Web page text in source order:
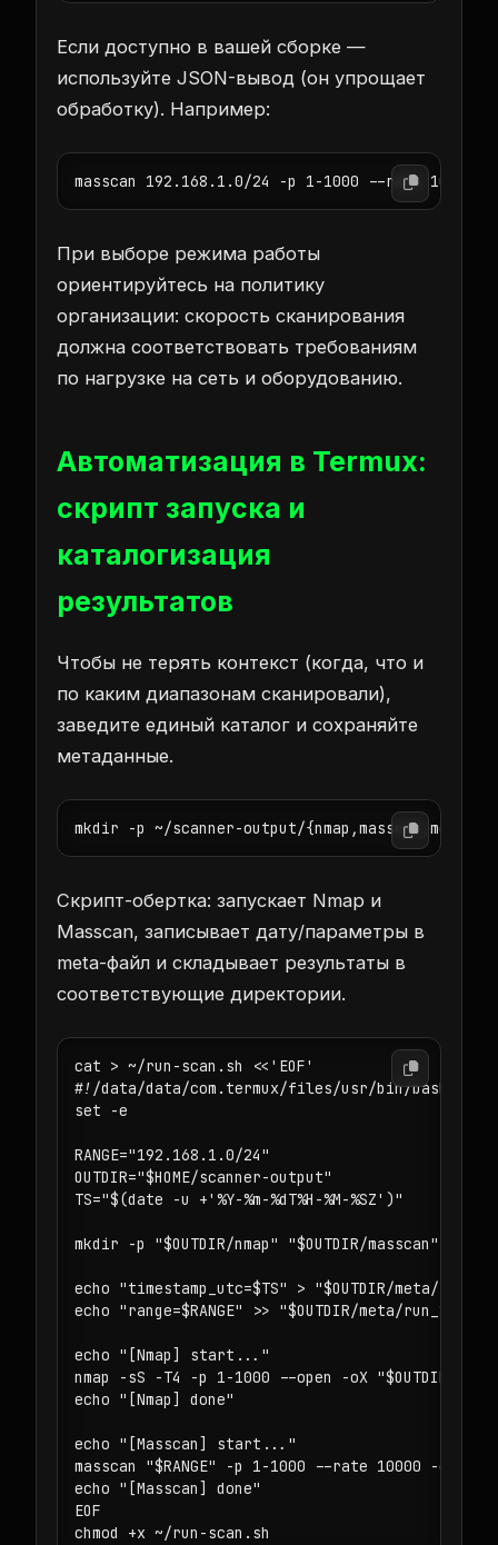
Если доступно в вашей сборке —
используйте JSON-вывод (он упрощает
обработку). Например:
masscan 192.168.1.0/24 -p 1-1000 --rate 10000
При выборе режима работы
ориентируйтесь на политику
организации: скорость сканирования
должна соответствовать требованиям
по нагрузке на сеть и оборудованию.
Автоматизация в Termux:
скрипт запуска и
каталогизация
результатов
Чтобы не терять контекст (когда, что и
по каким диапазонам сканировали),
заведите единый каталог и сохраняйте
метаданные.
mkdir -p ~/scanner-output/{nmap,masscan,meta}
Скрипт-обертка: запускает Nmap и
Masscan, записывает дату/параметры в
meta-файл и складывает результаты в
соответствующие директории.
cat > ~/run-scan.sh <<'EOF'
#!/data/data/com.termux/files/usr/bin/bash
set -e
RANGE="192.168.1.0/24"
OUTDIR="$HOME/scanner-output"
TS="$(date -u +'%Y-%m-%dT%H-%M-%SZ')"
mkdir -p "$OUTDIR/nmap" "$OUTDIR/masscan"
echo "timestamp_utc=$TS" > "$OUTDIR/meta/
echo "range=$RANGE" >> "$OUTDIR/meta/
echo "[Nmap] start..."
nmap -sS -T4 -p 1-1000 --open -oX "$OUTDIR/nmap/
echo "[Nmap] done"
echo "[Masscan] start..."
masscan "$RANGE" -p 1-1000 --rate 10000 -oL
echo "[Masscan] done"
EOF
chmod +x ~/run-scan.sh